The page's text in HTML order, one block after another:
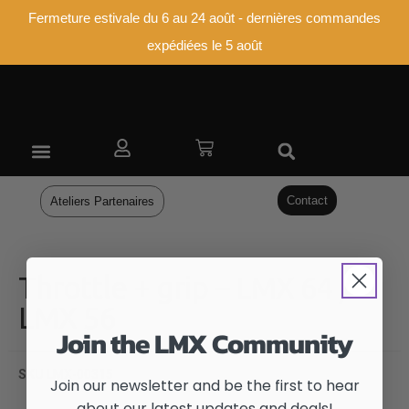
Fermeture estivale du 6 au 24 août - dernières commandes
expédiées le 5 août
Ateliers Partenaires Contact
Throttle + grip – LMX 64 /
LMX 56
SKU
Join the LMX Community
Join our newsletter and be the first to hear